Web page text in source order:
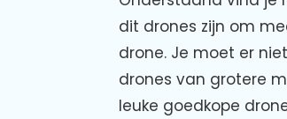
dit drones zijn om
drone. Je moet er
drones van grotere
leuke goedkope